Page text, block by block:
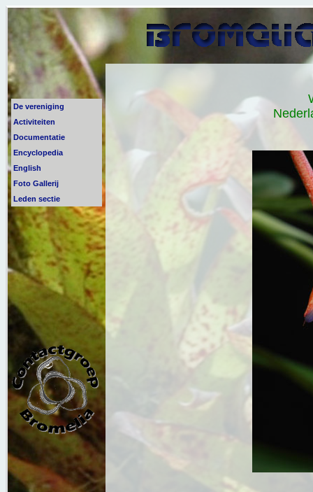
De vereniging
Activiteiten
Documentatie
Encyclopedia
English
Foto Gallerij
Leden sectie